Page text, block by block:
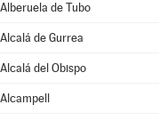
Alberuela de Tubo
Alcalá de Gurrea
Alcalá del Obispo
Alcampell